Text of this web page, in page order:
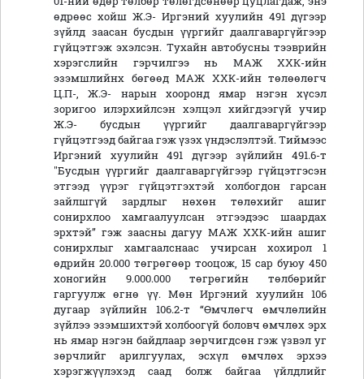
өдрөөс хойш Ж.Э- Иргэний хуулийн 491 дүгээр
зүйлд заасан бусдын үүргийг даалгаваргүйгээр
гүйцэтгэж эхэлсэн. Тухайн автобусны тээврийн
хэрэгслийн гэрчилгээ нь МАЖ ХХК-ийн
эзэмшлийнх бөгөөд МАЖ ХХК-ийн төлөөлөгч
Ц.П-, Ж.Э- нарын хооронд ямар нэгэн хүсэл
зоригоо илэрхийлсэн хэлцэл хийгдээгүй учир
Ж.Э- бусдын үүргийг даалгаваргүйгээр
гүйцэтгээд байгаа гэж үзэх үндэслэлтэй. Тиймээс
Иргэний хуулийн 491 дүгээр зүйлийн 491.6-т
"Бусдын үүргийг даалгаваргүйгээр гүйцэтгэсэн
этгээд үүрэг гүйцэтгэхтэй холбогдон гарсан
зайлшгүй зардлыг нөхөн төлөхийг ашиг
сонирхлоо хамгаалуулсан этгээдээс шаардах
эрхтэй” гэж заасны дагуу МАЖ ХХК-ийн ашиг
сонирхлыг хамгаалснаас учирсан хохирол 1
өдрийн 20.000 төгрөгөөр тооцож, 15 cap буюу 450
хоногийн 9.000.000 төгрөгийн төлбөрийг
гаргуулж өгнө үү. Мөн Иргэний хуулийн 106
дугаар зүйлийн 106.2-т “Өмчлөгч өмчлөлийн
зүйлээ эзэмшихтэй холбоогүй боловч өмчлөх эрх
нь ямар нэгэн байдлаар зөрчигдсөн гэж үзвэл уг
зөрчлийг арилгуулах, эсхүл өмчлөх эрхээ
хэрэгжүүлэхэд саад болж байгаа үйлдлийг